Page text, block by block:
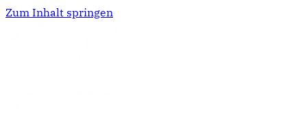
Zum Inhalt springen